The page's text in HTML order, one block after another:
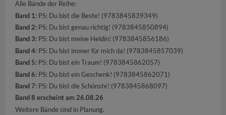
Alle Bände der Reihe:
Band 1: PS: Du bist die Beste! (9783845839349)
Band 2: PS: Du bist genau richtig! (9783845850894)
Band 3: PS: Du bist meine Heldin! (9783845856186)
Band 4: PS: Du bist immer für mich da! (9783845857039)
Band 5: PS: Du bist ein Traum! (9783845862057)
Band 6: PS: Du bist ein Geschenk! (9783845862071)
Band 7: PS: Du bist die Schönste! (9783845868097)
Band 8 erscheint am 26.08.26
Weitere Bände sind in Planung.